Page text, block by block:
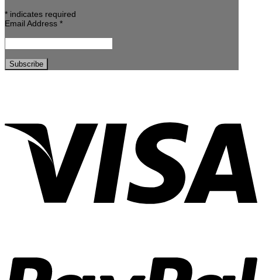
* indicates required
Email Address *